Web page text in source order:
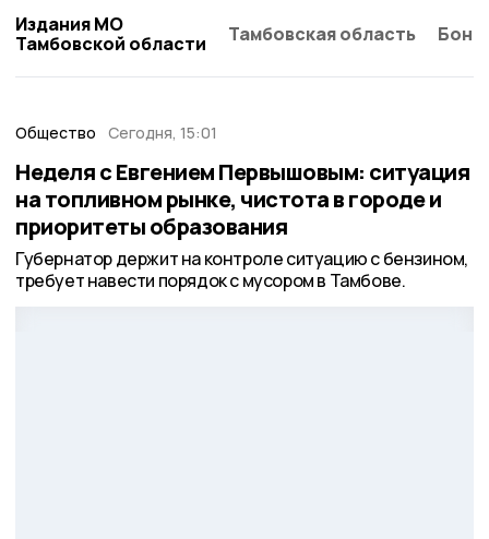
Издания МО
Тамбовской области
Тамбовская область
Общество Сегодня, 15:01
Неделя с Евгением Первышовым: ситуация
на топливном рынке, чистота в городе и
приоритеты образования
Губернатор держит на контроле ситуацию с бензином,
требует навести порядок с мусором в Тамбове.